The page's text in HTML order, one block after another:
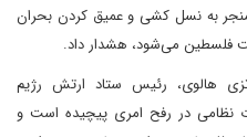
به نسل کشی و عمیق کردن بحران
فلسطین می‌شود، هشدار داد.
هالوی، رئیس ستاد ارتش رژیم
نظامی در رفح امری پیچیده است و